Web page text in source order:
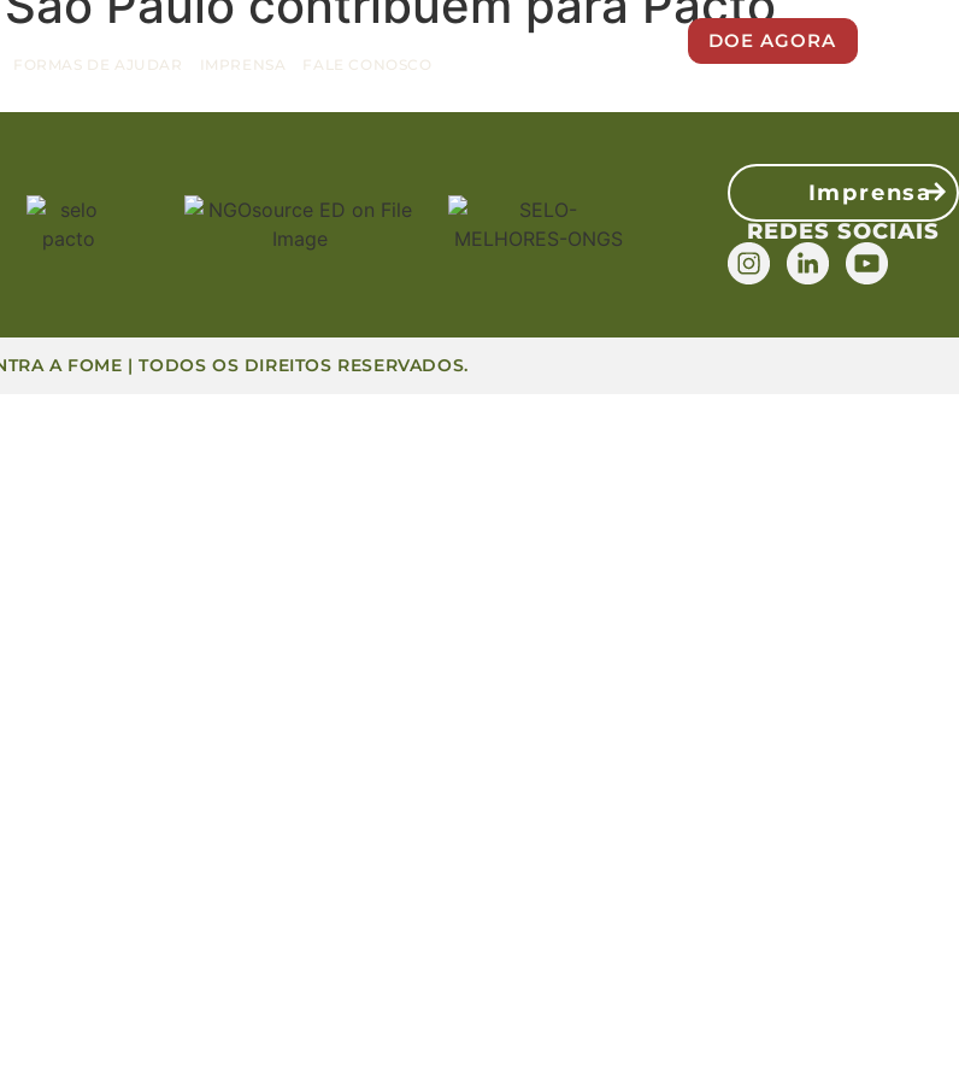
FORMAS DE AJUDAR IMPRENSA FALE CONOSCO
DOE AGORA
Imprensa
REDES SOCIAIS
A FOME | TODOS OS DIREITOS RESERVADOS.